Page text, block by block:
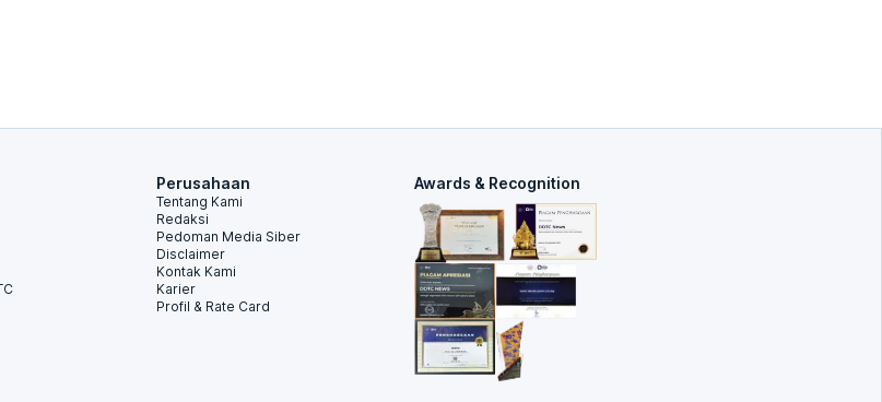
Perusahaan
Tentang Kami
Redaksi
Pedoman Media Siber
Disclaimer
Kontak Kami
Karier
Profil & Rate Card
Awards & Recognition